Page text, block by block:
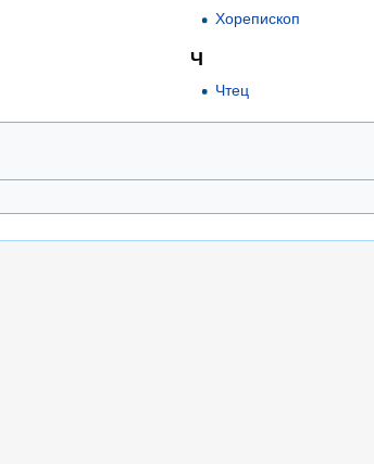
Хорепископ
Ч
Чтец